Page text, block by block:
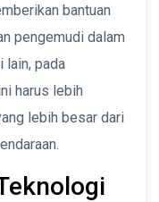
bantuan
pengemudi dalam
lain, pada
harus lebih
lebih besar dari